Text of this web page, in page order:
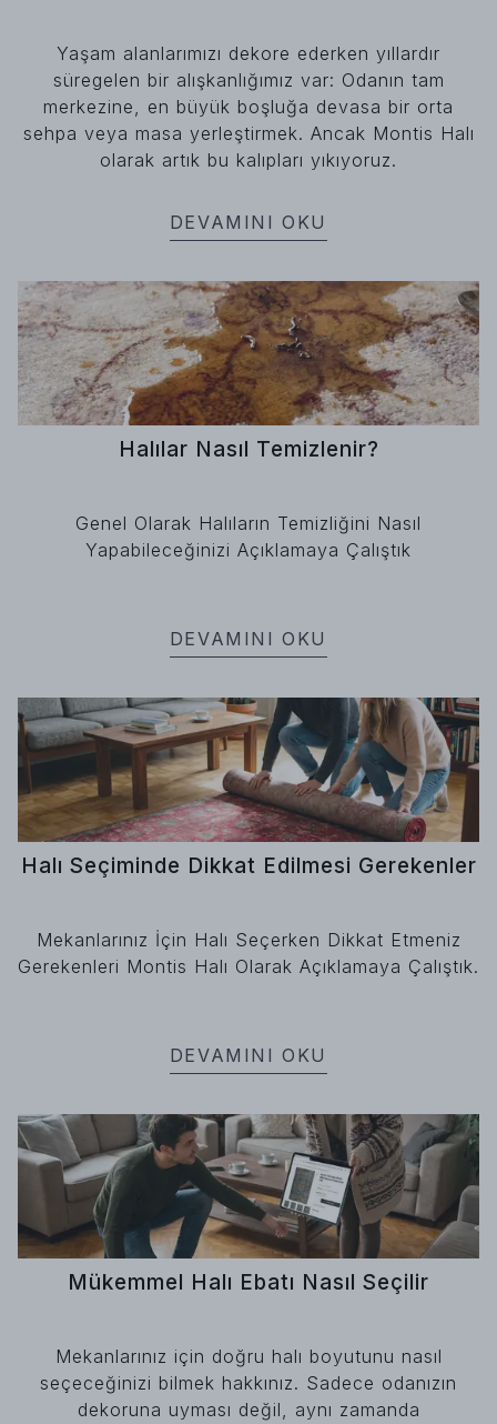
Yaşam alanlarımızı dekore ederken yıllardır
süregelen bir alışkanlığımız var: Odanın tam
merkezine, en büyük boşluğa devasa bir orta
sehpa veya masa yerleştirmek. Ancak Montis Halı
olarak artık bu kalıpları yıkıyoruz.
DEVAMINI OKU
Halılar Nasıl Temizlenir?
Genel Olarak Halıların Temizliğini Nasıl
Yapabileceğinizi Açıklamaya Çalıştık
DEVAMINI OKU
Halı Seçiminde Dikkat Edilmesi Gerekenler
Mekanlarınız İçin Halı Seçerken Dikkat Etmeniz
Gerekenleri Montis Halı Olarak Açıklamaya Çalıştık.
DEVAMINI OKU
Mükemmel Halı Ebatı Nasıl Seçilir
Mekanlarınız için doğru halı boyutunu nasıl
seçeceğinizi bilmek hakkınız. Sadece odanızın
dekoruna uyması değil, aynı zamanda